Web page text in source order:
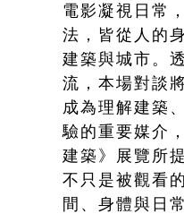
電影凝視日常
法，皆從人的
建築與城市。
流，本場對談
成為理解建築
驗的重要媒介
建築》展覽所
不只是被觀看
間、身體與日